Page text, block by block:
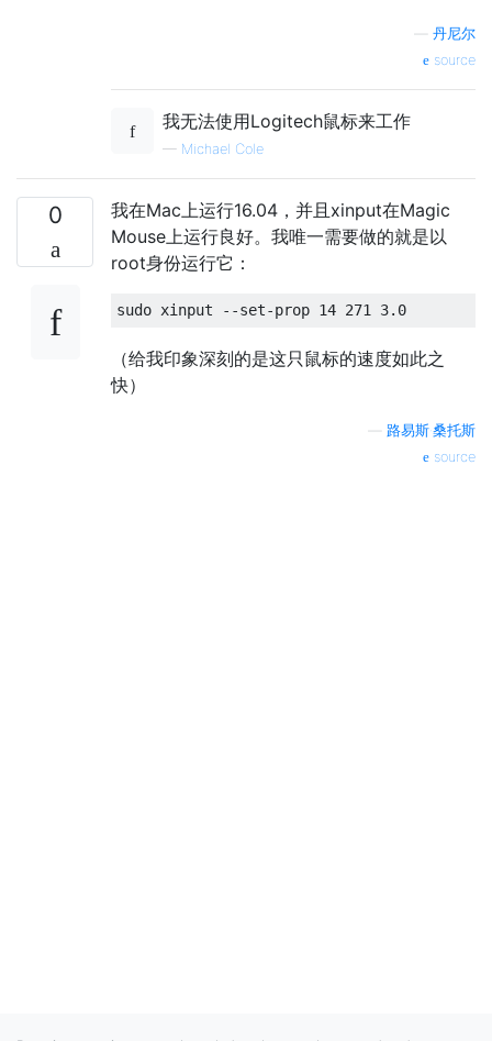
丹尼尔
source
我无法使用Logitech鼠标来工作
— Michael Cole
0
我在Mac上运行16.04，并且xinput在Magic
Mouse上运行良好。我唯一需要做的就是以
root身份运行它：
（给我印象深刻的是这只鼠标的速度如此之
快）
路易斯·桑托斯
source